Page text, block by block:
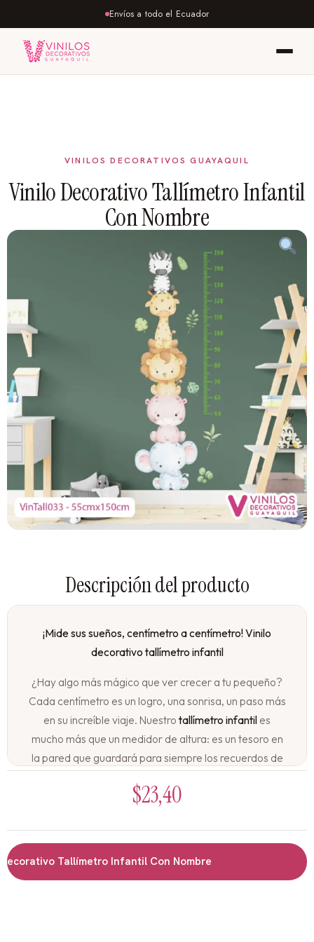
Envíos a todo el Ecuador
Vinilo Decorativo Tallímetro Infantil
Con Nombre
¡Mide sus sueños, centímetro a centímetro! Vinilo
decorativo tallímetro infantil
¿Hay algo más mágico que ver crecer a tu pequeño?
Cada centímetro es un logro, una sonrisa, un paso más
en su increíble viaje. Nuestrotallímetro infantil es
mucho más que un medidor de altura: es un tesoro en
la pared que guardará para siempre los recuerdos de
personalidad y tus recuerdos más preciados.
Cada vez que marques una nueva altura, será una
$23,40
Tallímetro Infantil Con Nombre